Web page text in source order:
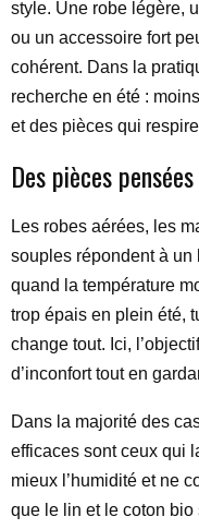
style. Une robe légère,
ou un accessoire fort
cohérent. Dans la
recherche en été :
et des pièces qui
Des pièces
Les robes aérées, les
souples répondent à un
quand la température
trop épais en plein été,
change tout. Ici,
d’inconfort tout en
Dans la majorité des
efficaces sont ceux qui
mieux l’humidité et ne
que le lin et le coton